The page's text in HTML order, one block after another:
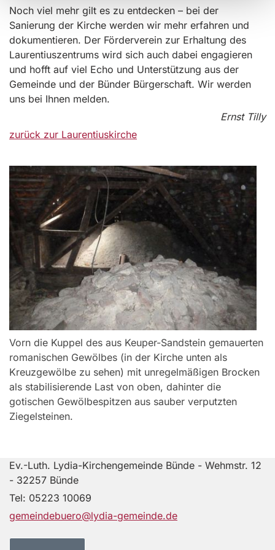
Noch viel mehr gilt es zu entdecken – bei der
Sanierung der Kirche werden wir mehr erfahren und
dokumentieren. Der Förderverein zur Erhaltung des
Laurentiuszentrums wird sich auch dabei engagieren
und hofft auf viel Echo und Unterstützung aus der
Gemeinde und der Bünder Bürgerschaft. Wir werden
uns bei Ihnen melden.
Ernst Tilly
zurück zur Laurentiuskirche
Vorn die Kuppel des aus Keuper-Sandstein gemauerten
romanischen Gewölbes (in der Kirche unten als
Kreuzgewölbe zu sehen) mit unregelmäßigen Brocken
als stabilisierende Last von oben, dahinter die
gotischen Gewölbespitzen aus sauber verputzten
Ziegelsteinen.
Ev.-Luth. Lydia-Kirchengemeinde Bünde - Wehmstr. 12
- 32257 Bünde
Tel: 05223 10069
gemeindebuero@lydia-gemeinde.de